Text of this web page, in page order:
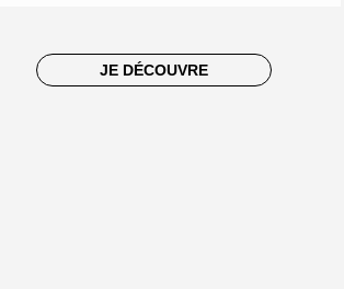
JE DÉCOUVRE